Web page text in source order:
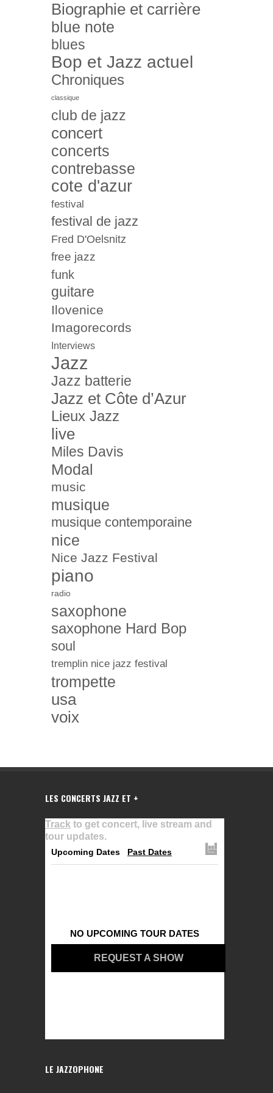
Biographie et carrière
blue note
blues
Bop et Jazz actuel
Chroniques
classique
club de jazz
concert
concerts
contrebasse
cote d'azur
festival
festival de jazz
Fred D'Oelsnitz
free jazz
funk
guitare
Ilovenice
Imagorecords
Interviews
Jazz
Jazz batterie
Jazz et Côte d’Azur
Lieux Jazz
live
Miles Davis
Modal
music
musique
musique contemporaine
nice
Nice Jazz Festival
piano
radio
saxophone
saxophone Hard Bop
soul
tremplin nice jazz festival
trompette
usa
voix
LES CONCERTS JAZZ ET +
Track to get concert, live stream and
tour updates.
Upcoming Dates Past Dates
NO UPCOMING TOUR DATES
REQUEST A SHOW
LE JAZZOPHONE